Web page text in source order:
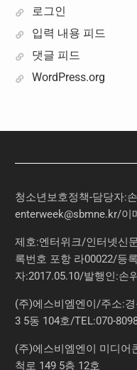
로그인
입력 내용 피드
댓글 피드
WordPress.org
청소년보호정책-담당자:
enterweek@sbmne.kr/이
제호:엔터위크/인터넷신
록번호 포항 라00022/등
자:2017.05.10/발행인:손
(주)에스비엠엔이/주소:
3 5동 104호/TEL:070-
(주)에스비엠엔이 미디어
척로 149 5층 12호